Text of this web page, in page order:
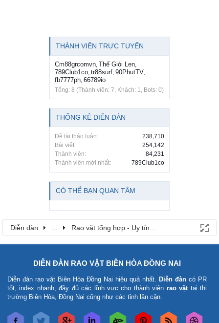
THÀNH VIÊN TRỰC TUYẾN
Cm88grcomvn Thế Giói Len
789Club1co tr88surf 90PhutTV
fb7777ph 66789io
Tổng: 8 (Thành viên: 7, Khách: 1, Bots: 0)
THỐNG KÊ DIỄN ĐÀN
Đề tài thảo luận:
238,710
Bài viết:
254,142
Thành viên:
84,231
Thành viên mới nhất:
789Club1co
CÓ THỂ BẠN QUAN TÂM
Diễn đàn Rao vặt tổng hợp - Uy tín - Miễn phí
DIỄN ĐÀN RAO VẶT BIÊN HÒA ĐỒNG NAI
Diễn đàn rao vặt Biên Hòa Đồng Nai hiệu quả nhất. Diễn đàn có PR
tốt, index nhanh, đầy đủ các lĩnh vực cho thành viên rao vặt tại thị
trường Biên Hòa, Đồng Nai cũng như các tỉnh lân cận.